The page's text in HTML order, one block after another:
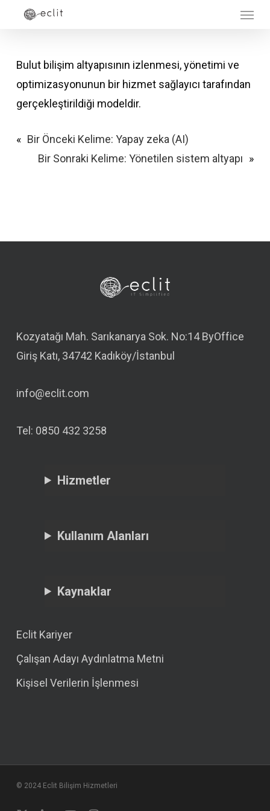
contentBulut bilişim altyapısının izlenmesi, yönetimi ve
optimizasyonunun bir hizmet sağlayıcı tarafından
gerçekleştirildiği modeldir.
« Bir Önceki Kelime: Yapay zeka (AI)
Bir Sonraki Kelime:Yönetilen sistem altyapı »
Kozyatağı Mah. Sarıkanarya Sok. No:14 ByOffice
Giriş Katı, 34742 Kadıköy/İstanbul
info@eclit.com
Tel: 0850 432 3258
Hizmetler
Kullanım Alanları
Kaynaklar
Eclit Kariyer
Çalışan Adayı Aydınlatma Metni
Kişisel Verilerin İşlenmesi
© 2024 Eclit Bilişim Hizmetleri